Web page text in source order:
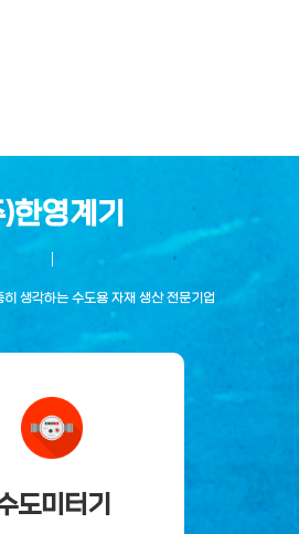
한영계기
생각하는 수도용 자재 생산 전문기업
도미터기